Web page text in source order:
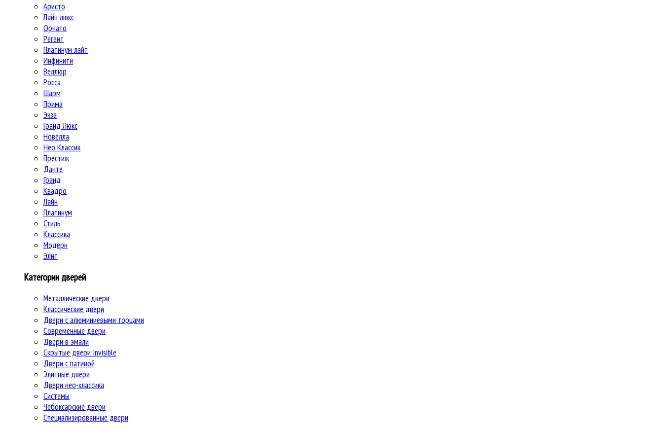
Аристо
Лайн люкс
Орнато
Регент
Платинум лайт
Инфинити
Веллюр
Росса
Шарм
Прима
Экза
Гранд Люкс
Новелла
Нео Классик
Престиж
Данте
Гранд
Квадро
Лайн
Платинум
Стиль
Классика
Модерн
Элит
Категории дверей
Металлические двери
Классические двери
Двери c алюминиевыми торцами
Современные двери
Двери в эмали
Скрытые двери Invisible
Двери с патиной
Элитные двери
Двери нео-классика
Системы
Чебоксарские двери
Специализированные двери